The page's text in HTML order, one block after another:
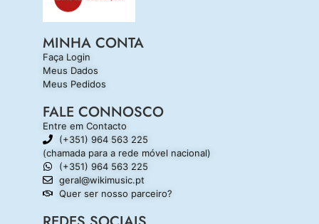
MINHA CONTA
Faça Login
Meus Dados
Meus Pedidos
FALE CONNOSCO
Entre em Contacto
(+351) 964 563 225
(chamada para a rede móvel nacional)
(+351) 964 563 225
geral@wikimusic.pt
Quer ser nosso parceiro?